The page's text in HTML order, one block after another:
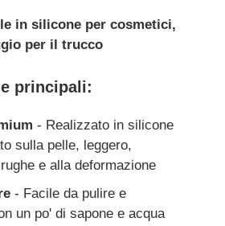
in silicone
in silicone per cosmetici,
per il trucco
principali:
- Realizzato in silicone
sulla pelle, leggero,
e alla deformazione
- Facile da pulire e
un po' di sapone e acqua